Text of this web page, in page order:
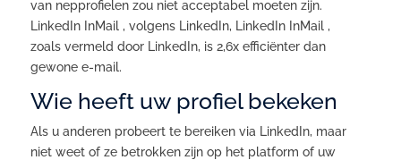
van nepprofielen zou niet acceptabel moeten zijn.
LinkedIn InMail , volgens LinkedIn, LinkedIn InMail ,
zoals vermeld door LinkedIn, is 2,6x efficiënter dan
gewone e-mail.
Wie heeft uw profiel bekeken
Als u anderen probeert te bereiken via LinkedIn, maar
niet weet of ze betrokken zijn op het platform of uw